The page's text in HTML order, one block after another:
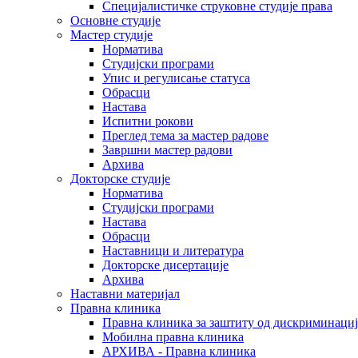
Специјалистичке струковне студије права
Основне студије
Мастер студије
Норматива
Студијски програми
Упис и регулисање статуса
Обрасци
Настава
Испитни рокови
Преглед тема за мастер радове
Завршни мастер радови
Архива
Докторске студије
Норматива
Студијски програми
Настава
Обрасци
Наставници и литература
Докторске дисертације
Архива
Наставни материјал
Правна клиника
Правна клиника за заштиту од
Мобилна правна клиника
АРХИВА - Правна клиника